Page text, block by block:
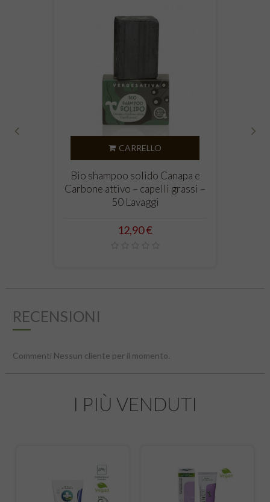
CARRELLO
Bio shampoo solido Canapa e
Carbone attivo – capelli grassi –
50 Lavaggi
Prezzo
12,90 €
RECENSIONI
Commenti Nessun cliente per il momento.
I PIÙ VENDUTI